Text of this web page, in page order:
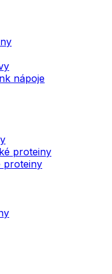
nápoje
proteiny
proteiny